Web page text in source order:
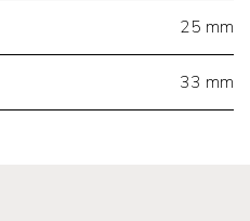
25 mm
33 mm